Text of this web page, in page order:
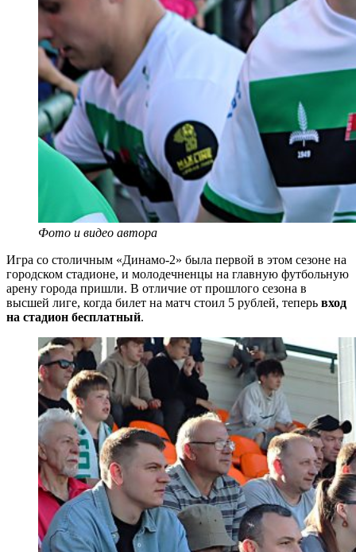
Фото и видео автора
Игра со столичным «Динамо-2» была первой в этом сезоне на
городском стадионе, и молодечненцы на главную футбольную
арену города пришли. В отличие от прошлого сезона в
высшей лиге, когда билет на матч стоил 5 рублей, теперь вход
на стадион бесплатный.